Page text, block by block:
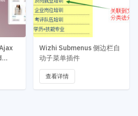
Wizhi Submenus 侧边栏自
动子菜单插件
查看详情